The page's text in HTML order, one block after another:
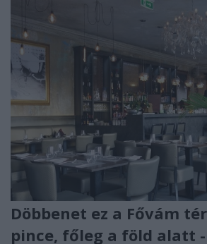
Döbbenet ez a Fővám
pince, főleg a föld alatt -